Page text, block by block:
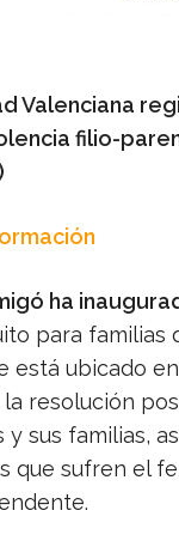
Valenciana
filio-
ha
para familias
está ubicado
resolución
sus familias,
que sufren el